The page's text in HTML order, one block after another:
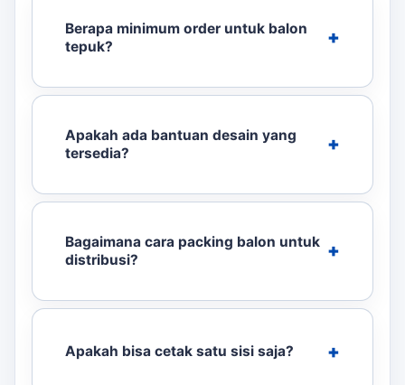
Berapa minimum order untuk balon
tepuk?
Apakah ada bantuan desain yang
tersedia?
Bagaimana cara packing balon untuk
distribusi?
Apakah bisa cetak satu sisi saja?